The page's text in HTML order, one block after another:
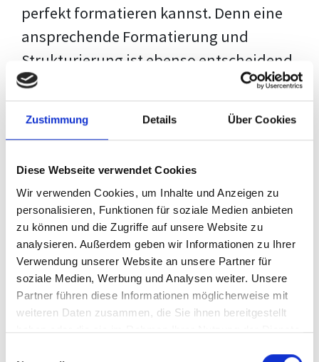
Zustimmung Details Über Cookies
Diese Webseite verwendet Cookies
Wir verwenden Cookies, um Inhalte und Anzeigen zu
personalisieren, Funktionen für soziale Medien anbieten
zu können und die Zugriffe auf unsere Website zu
analysieren. Außerdem geben wir Informationen zu Ihrer
Verwendung unserer Website an unsere Partner für
soziale Medien, Werbung und Analysen weiter. Unsere
Partner führen diese Informationen möglicherweise mit
weiteren Daten zusammen, die Sie ihnen bereitgestellt
haben oder die sie im Rahmen Ihrer Nutzung der Dienste
perfekt formatieren kannst. Denn eine
ansprechende Formatierung und
Strukturierung ist ebenso entscheidend
wie der Inhalt selbst. Jeder Prüfer hat
eigene Erwartungen, und unsere
Schulung ist so konzipiert, dass sie dir
deiner individuellen Vorlage zeigt,
anstatt eine Einheitslösung zu bieten.
Der Prozess des wissenschaftlichen
Schreibens kann ohne das richtige
Wissen eine große Herausforderung
darstellen. Jedoch, ausgestattet mit
denTechniken und Strategiendieses
Kurses, wird die Formatierung deiner